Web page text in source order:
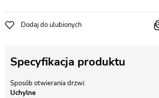
Dodaj do ulubionych
Specyfikacja produktu
Sposób otwierania drzwi
Uchylne